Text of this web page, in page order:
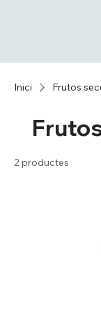
Inici Frutos
2 productes